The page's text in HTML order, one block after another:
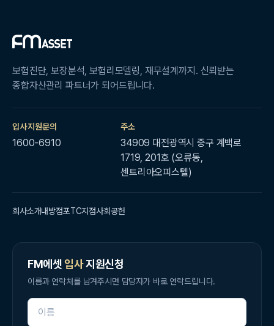
보험진단, 보장분석, 보험리모델링, 재무설계까지. 신뢰받는
종합자산관리 파트너가 되어드립니다.
입사지원문의
1600-6910
주소
34909 대전광역시 중구 계백로
1719, 201호 (오류동,
센트리아오피스텔)
회사소개내방점포TC지점사회공헌
FM에셋입사지원신청
이름과 연락처를 남겨주시면 담당자가 바로 연락드립니다.
이름